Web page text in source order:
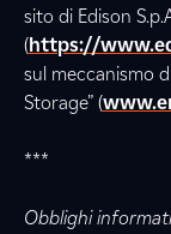
sito di Edison
(https://
sul meccanismo
Storage” (
***
Obblighi